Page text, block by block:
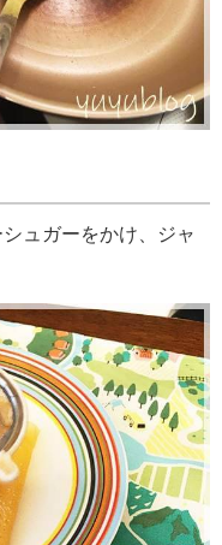
ュガーをかけ、ジャ